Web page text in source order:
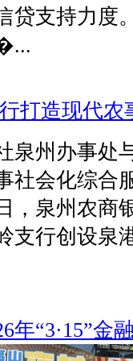
信贷支持
打造现代农
州办事处
社会化综合
，泉州农商
支行创设泉
年“3·15”金